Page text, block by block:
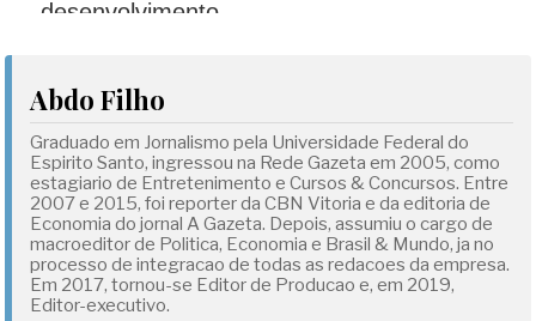
Abdo Filho
Graduado em Jornalismo pela Universidade Federal do
Espirito Santo, ingressou na Rede Gazeta em 2005, como
estagiario de Entretenimento e Cursos & Concursos. Entre
2007 e 2015, foi reporter da CBN Vitoria e da editoria de
Economia do jornal A Gazeta. Depois, assumiu o cargo de
macroeditor de Politica, Economia e Brasil & Mundo, ja no
processo de integracao de todas as redacoes da empresa.
Em 2017, tornou-se Editor de Producao e, em 2019,
Editor-executivo.